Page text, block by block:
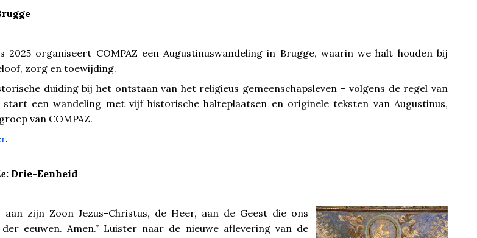
2025 organiseert COMPAZ een Augustinuswandeling in Brugge, waarin we halt houden bij
zorg en toewijding.
duiding bij het ontstaan van het religieus gemeenschapsleven – volgens de regel van
een wandeling met vijf historische halteplaatsen en originele teksten van Augustinus,
van COMPAZ.
.
: Drie-Eenheid
aan zijn Zoon Jezus-Christus, de Heer, aan de Geest die ons
eeuwen. Amen.” Luister naar de nieuwe aflevering van de